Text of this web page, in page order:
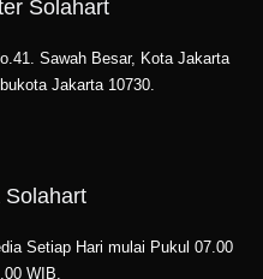
Solahart
Sawah Besar, Kota Jakarta
Jakarta 10730.
Setiap Hari mulai Pukul 07.00
WIB.